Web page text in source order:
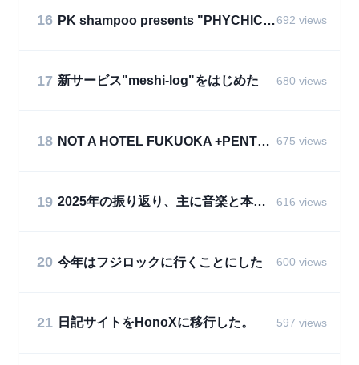
16 PK shampoo presents "PHYCHIC FES 2025"692 views
17 新サービス"meshi-log"をはじめた 680 views
18 NOT A HOTEL FUKUOKA +PENTHOUSEに泊まった 675 views
19 2025年の振り返り、主に音楽と本と出来事 616 views
20 今年はフジロックに行くことにした 600 views
21 日記サイトをHonoXに移行した。 597 views